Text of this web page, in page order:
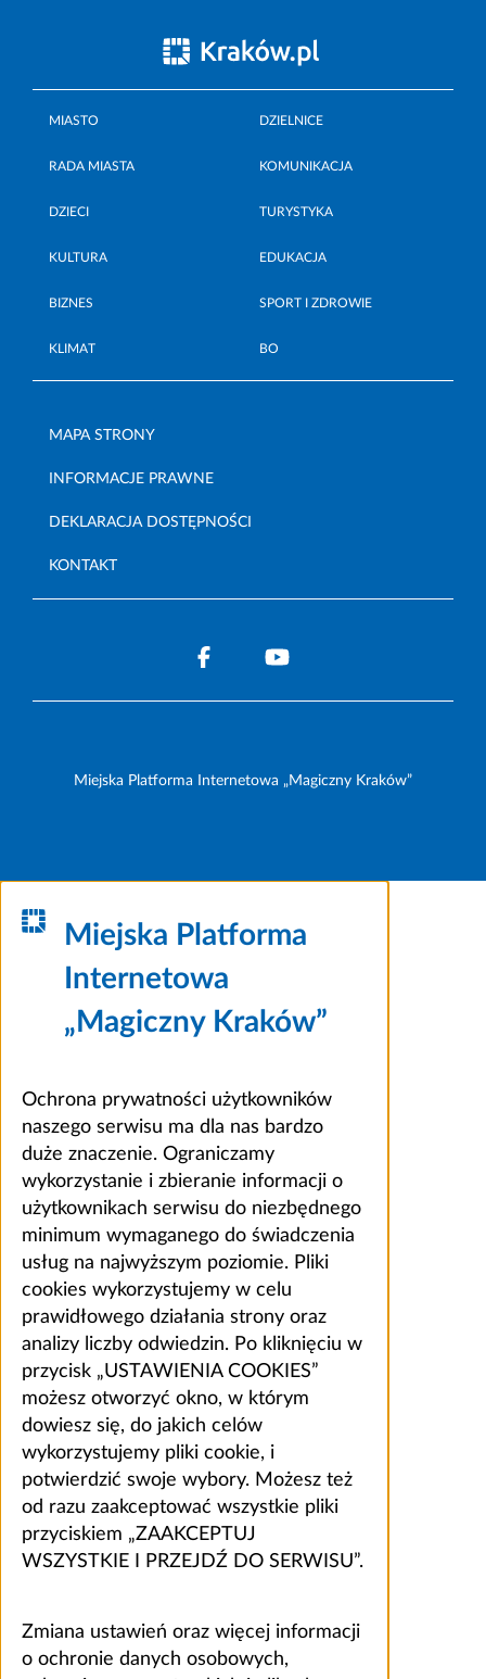
MIASTO DZIELNICE
RADA MIASTA KOMUNIKACJA
DZIECI TURYSTYKA
KULTURA EDUKACJA
BIZNES SPORT I ZDROWIE
KLIMAT BO
MAPA STRONY
INFORMACJE PRAWNE
DEKLARACJA DOSTĘPNOŚCI
KONTAKT
Miejska Platforma Internetowa „Magiczny Kraków”
Miejska Platforma
Internetowa
„Magiczny Kraków”
Ochrona prywatności użytkowników
naszego serwisu ma dla nas bardzo
duże znaczenie. Ograniczamy
wykorzystanie i zbieranie informacji o
użytkownikach serwisu do niezbędnego
minimum wymaganego do świadczenia
usług na najwyższym poziomie. Pliki
cookies wykorzystujemy w celu
prawidłowego działania strony oraz
analizy liczby odwiedzin. Po kliknięciu w
przycisk „USTAWIENIA COOKIES”
możesz otworzyć okno, w którym
dowiesz się, do jakich celów
wykorzystujemy pliki cookie, i
potwierdzić swoje wybory. Możesz też
od razu zaakceptować wszystkie pliki
przyciskiem „ZAAKCEPTUJ
WSZYSTKIE I PRZEJDŹ DO SERWISU”.
Zmiana ustawień oraz więcej informacji
o ochronie danych osobowych,